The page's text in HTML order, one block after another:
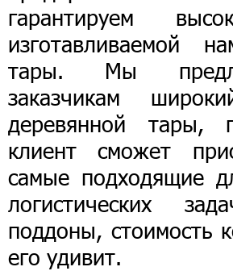
гарантируем
изготавливаемой
тары. Мы
заказчикам
деревянной тары,
клиент сможет
самые подходящие
логистических
поддоны, стоимость
его удивит.